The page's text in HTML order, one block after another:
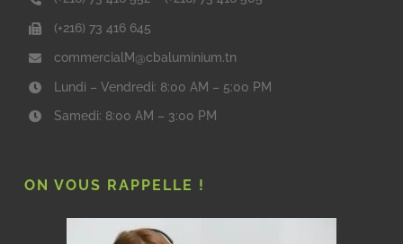
(+216) 73 416 645
commercialM@cbaluminium.tn
Lundi – Vendredi: 8:00 AM – 5:00 PM
Samedi: 8:00 AM – 3:00 PM
ON VOUS RAPPELLE !